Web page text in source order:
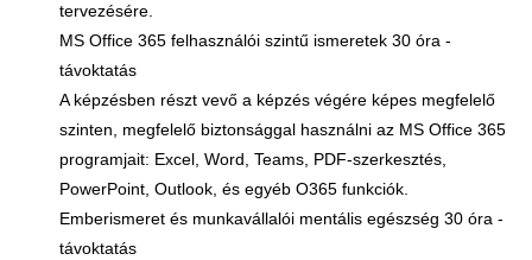
tervezésére.
MS Office 365 felhasználói szintű ismeretek 30 óra -
távoktatás
A képzésben részt vevő a képzés végére képes megfelelő
szinten, megfelelő biztonsággal használni az MS Office 365
programjait: Excel, Word, Teams, PDF-szerkesztés,
PowerPoint, Outlook, és egyéb O365 funkciók.
Emberismeret és munkavállalói mentális egészség 30 óra -
távoktatás